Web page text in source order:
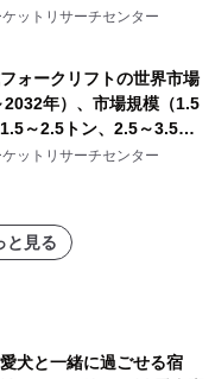
析レポートを発表
ットリサーチセンター
ォークリフトの世界市場
2032年）、市場規模（1.5
～2.5トン、2.5～3.5ト
トン、その他）・分析レ
ットリサーチセンター
と見る
愛犬と一緒に過ごせる宿